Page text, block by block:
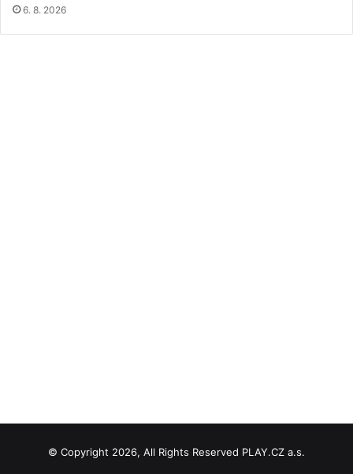
6. 8. 2026
© Copyright 2026, All Rights Reserved PLAY.CZ a.s.